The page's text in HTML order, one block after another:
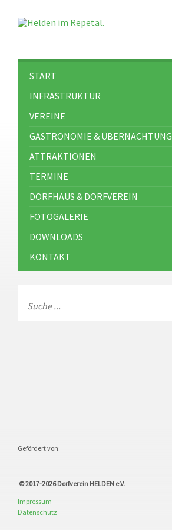
START
INFRASTRUKTUR
VEREINE
GASTRONOMIE & ÜBERNACHTUNG
ATTRAKTIONEN
TERMINE
DORFHAUS & DORFVEREIN
FOTOGALERIE
DOWNLOADS
KONTAKT
Gefördert von:
© 2017-2026Dorfverein HELDEN e.V.
Impressum
Datenschutz